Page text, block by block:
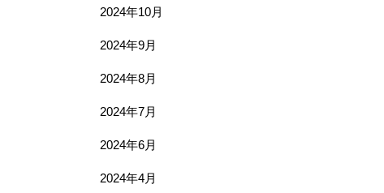
2024年10月
2024年9月
2024年8月
2024年7月
2024年6月
2024年4月